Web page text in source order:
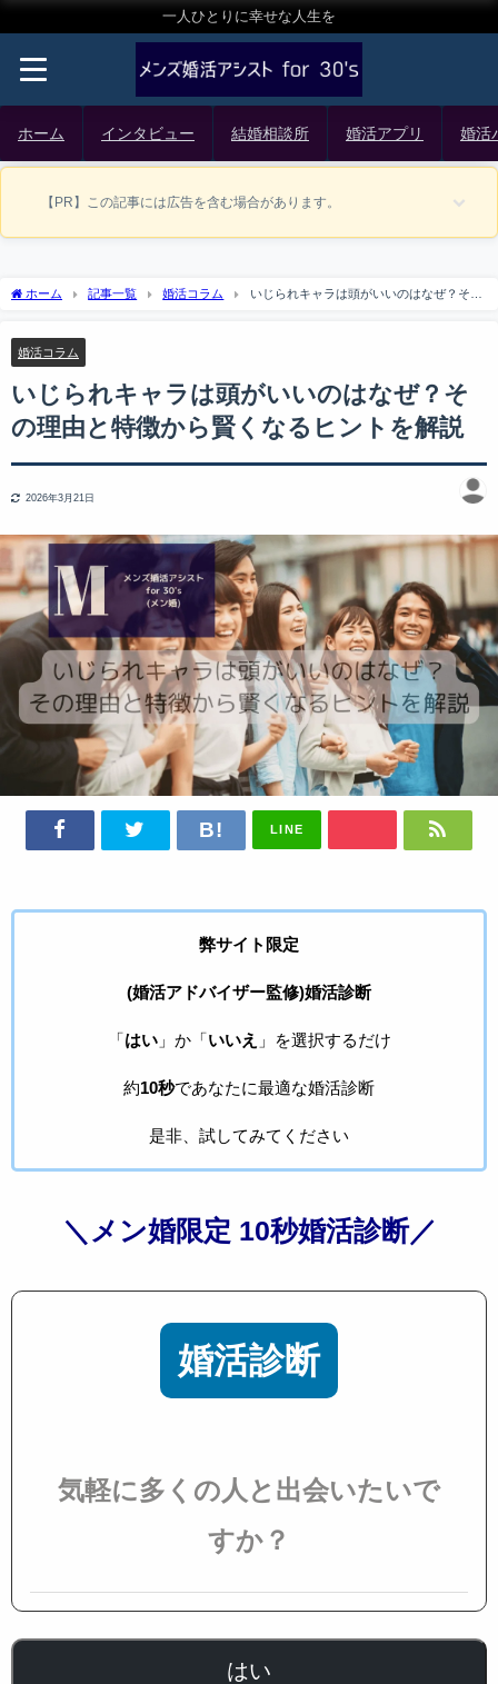
一人ひとりに幸せな人生を
ホーム インタビュー 結婚相談所 婚活アプリ 婚活
【PR】この記事には広告を含む場合があります。
ホーム 記事一覧 婚活コラム
いじられキャラは頭がいいのはなぜ？その
婚活コラム
いじられキャラは頭がいいのはなぜ？そ
の理由と特徴から賢くなるヒントを解説
2026年3月21日
LINE
弊サイト限定
(婚活アドバイザー監修)婚活診断
「はい」か「いいえ 」を選択するだけ
約10秒であなたに最適な婚活診断
是非、試してみてください
＼メン婚限定 10秒婚活診断／
婚活診断
気軽に多くの人と出会いたいで
すか？
はい